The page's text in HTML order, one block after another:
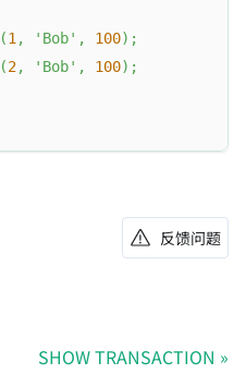
(1, 'Bob' , 100) ;
(2, 'Bob' , 100) ;
反馈问题
SHOW TRANSACTION